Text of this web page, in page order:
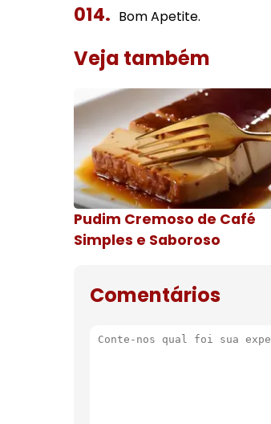
Bom Apetite.
Veja também
Pudim Cremoso de Café
Simples e Saboroso
Comentários